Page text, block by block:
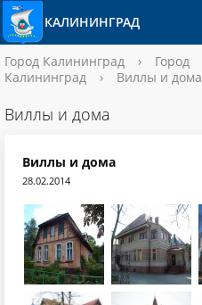
КАЛИНИНГРАД
Город Калининград › Город
Калининград
› Виллы и дома
Виллы и дома
Виллы и дома
28.02.2014